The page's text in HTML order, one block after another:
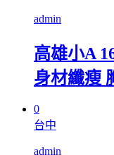
admin
高雄小A
身材纖瘦
0
台中
admin